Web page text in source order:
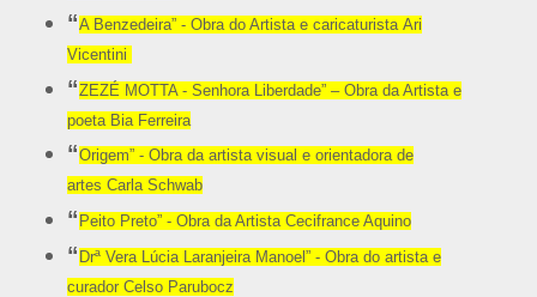
“A Benzedeira” - Obra do Artista e caricaturistaAri
Vicentini
“ZEZÉ MOTTA - Senhora Liberdade” – Obra da Artista e
poeta Bia Ferreira
“Origem” - Obra da artista visual e orientadora de
artes Carla Schwab
“Peito Preto” - Obra da ArtistaCecifrance Aquino
“Drª Vera Lúcia Laranjeira Manoel” - Obra do artista e
curador Celso Parubocz